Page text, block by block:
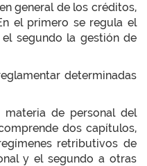
general de los créditos,
el primero se regula el
segundo la gestión de
determinadas
de personal del
dos capítulos,
retributivos de
y el segundo a otras